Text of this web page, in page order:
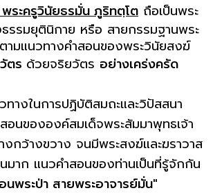
ระครูวินัยธรมั่น ภูริทตฺโต ถือเป็นพระ
รรมยุตินิกาย หรือ สายกรรมฐานพระ
ามแนวทางคำสอนของพระวินัยสงฆ์
ตร ด้วยจริยวัตร อย่างเคร่งครัด
ทางในการปฏิบัติสมถะและวิปัสสนา
อนขององค์สมเด็จพระสัมมาพุทธเจ้า
งกว้างขวาง จนมีพระสงฆ์และฆราวาส
มาก แนวคำสอนของท่านเป็นที่รู้จักกัน
นพระป่า สายพระอาจารย์มั่น"